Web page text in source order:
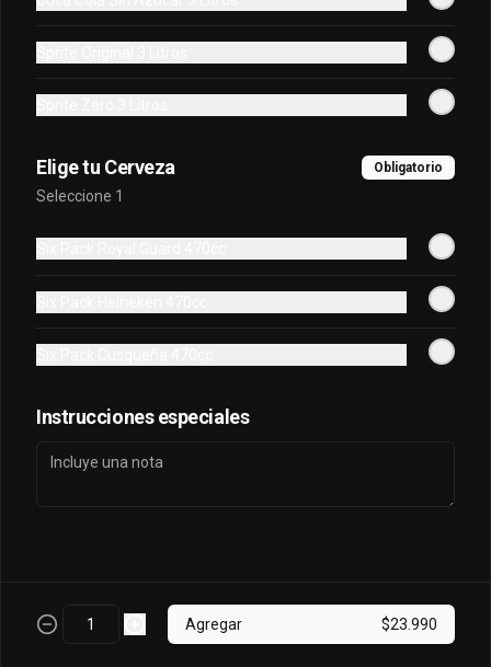
Blonde 750cc
Blonde 750cc +
Bebida 3 Litros
Johnnie Walker
Elige tu Cerveza Obligatorio
Seleccione 1
Instrucciones especiales
Agregar $23.990